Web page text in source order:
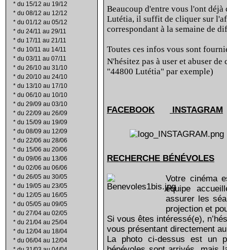
* du 15/12 au 19/12
* du 08/12 au 12/12
* du 01/12 au 05/12
* du 24/11 au 29/11
* du 17/11 au 21/11
* du 10/11 au 14/11
* du 03/11 au 07/11
* du 26/10 au 31/10
* du 20/10 au 24/10
* du 13/10 au 17/10
* du 06/10 au 10/10
* du 29/09 au 03/10
* du 22/09 au 26/09
* du 15/09 au 19/09
* du 08/09 au 12/09
* du 22/06 au 28/06
* du 15/06 au 20/06
* du 09/06 au 13/06
* du 02/06 au 06/06
* du 26/05 au 30/05
* du 19/05 au 23/05
* du 12/05 au 16/05
* du 05/05 au 09/05
* du 27/04 au 02/05
* du 21/04 au 25/04
* du 12/04 au 18/04
* du 06/04 au 12/04
Beaucoup d'entre vous l'ont
Lutétia, il suffit de cliquer sur
correspondant à la semaine de
Toutes ces infos vous sont
N'hésitez pas à user et abuser
"44800 Lutétia" par exemple)
FACEBOOK INSTAGRAM
RECHERCHE BÉNÉVOLES
Votre cinéma
équipe
assurer les
projection et
Si vous êtes intéressé(e),
vous présentant directement
La photo ci-dessus est un